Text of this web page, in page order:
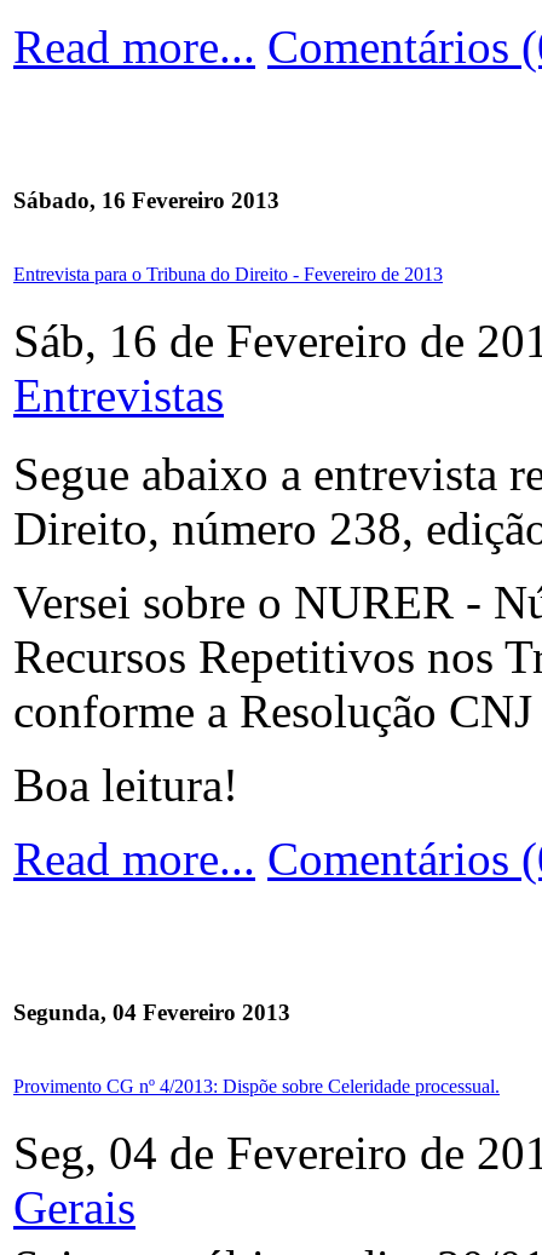
Read more... Comentários
Sábado, 16 Fevereiro 2013
Entrevista para o Tribuna do Direito - Fevereiro de 2013
Sáb, 16 de Fevereiro de
Entrevistas
Segue abaixo a entrevista
Direito, número 238,
Versei sobre o NURER -
Recursos Repetitivos nos
conforme a Resolução
Boa leitura!
Read more... Comentários
Segunda, 04 Fevereiro 2013
Provimento CG nº 4/2013: Dispõe sobre Celeridade processual.
Seg, 04 de Fevereiro de
Gerais